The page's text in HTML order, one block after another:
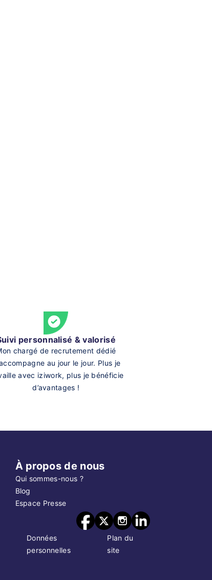
personnalisé & valorisé
chargé de recrutement dédié
au jour le jour. Plus je
avec iziwork, plus je bénéficie
d’avantages !
À propos de nous
Qui sommes-nous ?
Blog
Espace Presse
Données
personnelles
Plan du
site